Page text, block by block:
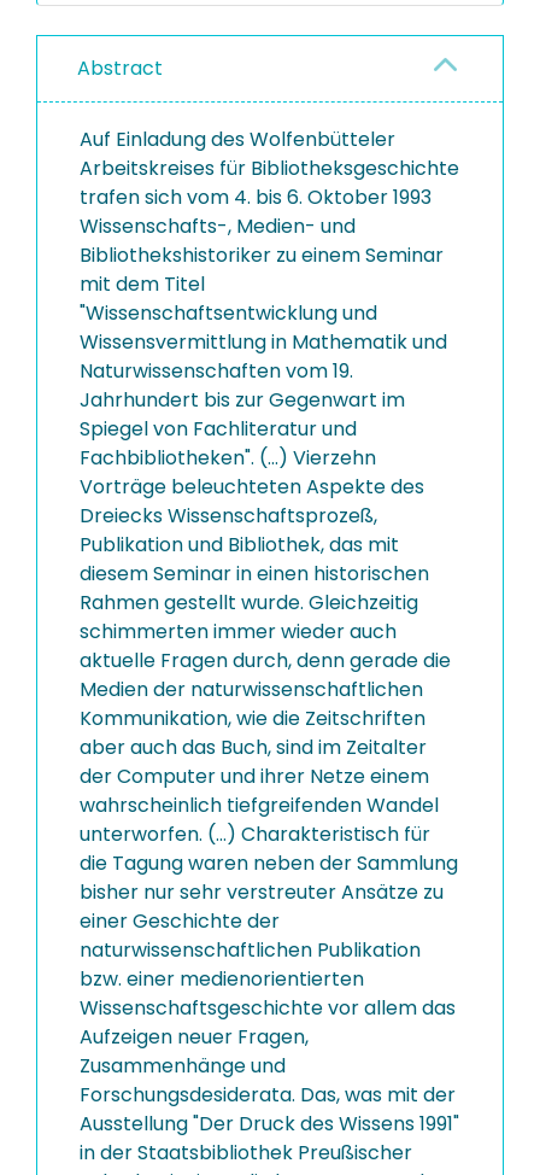
Abstract
Auf Einladung des Wolfenbütteler
Arbeitskreises für Bibliotheksgeschichte
trafen sich vom 4. bis 6. Oktober 1993
Wissenschafts-, Medien- und
Bibliothekshistoriker zu einem Seminar
mit dem Titel
"Wissenschaftsentwicklung und
Wissensvermittlung in Mathematik und
Naturwissenschaften vom 19.
Jahrhundert bis zur Gegenwart im
Spiegel von Fachliteratur und
Fachbibliotheken". (...) Vierzehn
Vorträge beleuchteten Aspekte des
Dreiecks Wissenschaftsprozeß,
Publikation und Bibliothek, das mit
diesem Seminar in einen historischen
Rahmen gestellt wurde. Gleichzeitig
schimmerten immer wieder auch
aktuelle Fragen durch, denn gerade die
Medien der naturwissenschaftlichen
Kommunikation, wie die Zeitschriften
aber auch das Buch, sind im Zeitalter
der Computer und ihrer Netze einem
wahrscheinlich tiefgreifenden Wandel
unterworfen. (...) Charakteristisch für
die Tagung waren neben der Sammlung
bisher nur sehr verstreuter Ansätze zu
einer Geschichte der
naturwissenschaftlichen Publikation
bzw. einer medienorientierten
Wissenschaftsgeschichte vor allem das
Aufzeigen neuer Fragen,
Zusammenhänge und
Forschungsdesiderata. Das, was mit der
Ausstellung "Der Druck des Wissens 1991"
in der Staatsbibliothek Preußischer